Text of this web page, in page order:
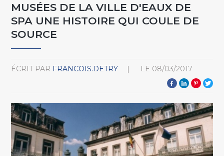
MUSÉES DE LA VILLE D'EAUX DE
SPA UNE HISTOIRE QUI COULE DE
SOURCE
ÉCRIT PAR FRANCOIS.DETRY LE 08/03/2017